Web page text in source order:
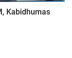
Kabidhumas